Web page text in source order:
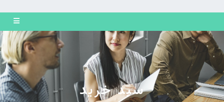
سبد خرید